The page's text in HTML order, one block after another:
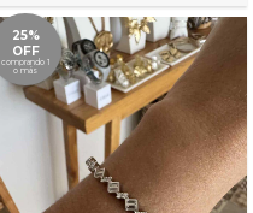
25%
OFF
comprando 1
o más